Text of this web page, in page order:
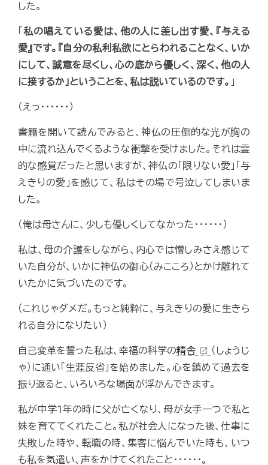
した。
私の唱えている愛は、他の人に差し出す愛、『与える
愛』です。『自分の私利私欲にとらわれることなく、いか
にして、誠意を尽くし、心の底から優しく、深く、他の人
に接するか」ということを、私は説いているのです。 」
（えっ･･････）
書籍を開いて読んでみると、神仏の圧倒的な光が胸の
中に流れ込んでくるような衝撃を受けました。それは霊
的な感覚だったと思いますが、神仏の「限りない愛」「与
えきりの愛」を感じて、私はその場で号泣してしまいま
した。
（俺は母さんに、少しも優しくしてなかった･･････）
私は、母の介護をしながら、内心では憎しみさえ感じて
いた自分が、いかに神仏の御心（みこころ）とかけ離れて
いたかに気づいたのです。
（これじゃダメだ。もっと純粋に、与えきりの愛に生きら
れる自分になりたい）
自己変革を誓った私は、幸福の科学の精舎 open_in_new （しょうじ
ゃ）に通い「生涯反省」を始めました。心を鎮めて過去を
振り返ると、いろいろな場面が浮かんできます。
私が中学1年の時に父が亡くなり、母が女手一つで私と
妹を育ててくれたこと。私が社会人になった後、仕事に
失敗した時や、転職の時、集客に悩んでいた時も、いつ
も私を気遣い、声をかけてくれたこと･･････。